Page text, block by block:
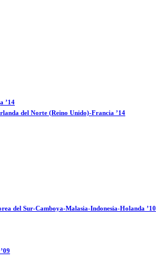
’14
del Norte (Reino Unido)-Francia ’14
del Sur-Camboya-Malasia-Indonesia-Holanda ’10